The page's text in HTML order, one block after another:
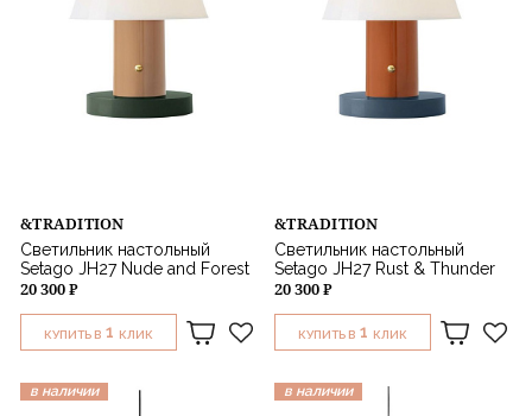
&TRADITION
Светильник настольный
Setago JH27 Nude and Forest
20 300 ₽
КУПИТЬ В 1 КЛИК
&TRADITION
Светильник настольный
Setago JH27 Rust & Thunder
20 300 ₽
КУПИТЬ В 1 КЛИК
в наличии в наличии